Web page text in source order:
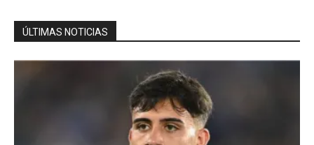
ÚLTIMAS NOTICIAS